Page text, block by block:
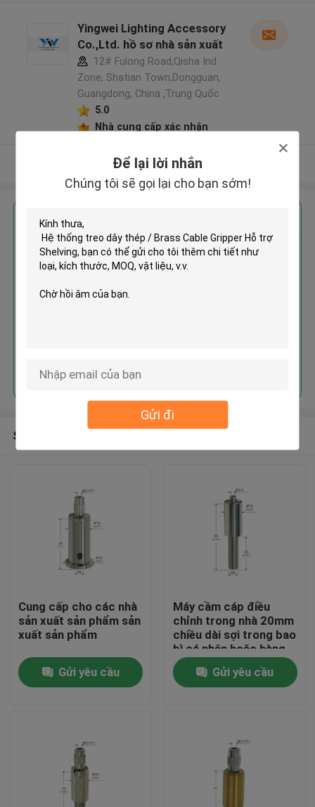
Để lại lời nhắn
Chúng tôi sẽ gọi lại cho bạn sớm!
Gửi đi
Các sản phẩm
Yingwei Lighting Accessory
Co.,Ltd. hồ sơ nhà sản xuất
12# Fulong Road,Qisha Ind.
Zone, Shatian Town,Dongguan,
Guangdong, China ,Trung Quốc
5.0
Nhà cung cấp xác nhận
Xem thêm
Hệ thống treo dây thép / Brass
Cable Gripper Hỗ trợ Shelving
Tiếp tục
Sản phẩm khuyến cáo
Cung cấp cho các nhà
sản xuất sản phẩm sản
xuất sản phẩm
Gửi yêu cầu
Máy cầm cáp điều
chỉnh trong nhà 20mm
chiều dài sợi trong bao
bì cá nhân hoặc hàng
loạt
Gửi yêu cầu